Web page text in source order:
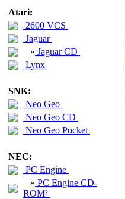
Atari:
2600 VCS
Jaguar
» Jaguar CD
Lynx
SNK:
Neo Geo
Neo Geo CD
Neo Geo Pocket
NEC:
PC Engine
» PC Engine CD-
ROM²